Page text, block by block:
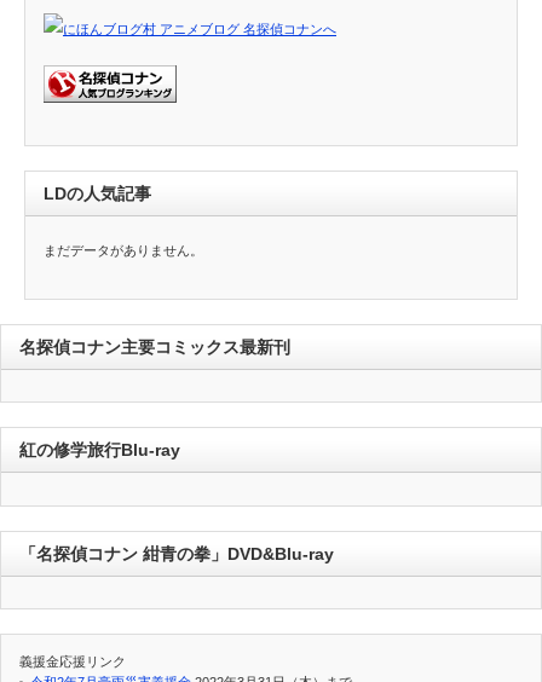
LDの人気記事
まだデータがありません。
名探偵コナン主要コミックス最新刊
紅の修学旅行Blu-ray
「名探偵コナン 紺青の拳」DVD&Blu-ray
義援金応援リンク